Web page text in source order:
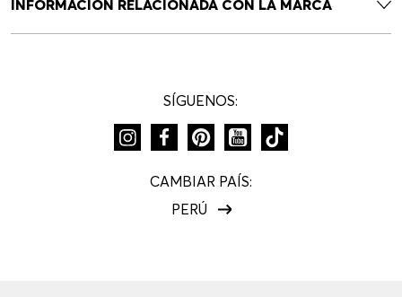
INFORMACIÓN RELACIONADA CON LA MARCA
SÍGUENOS:
CAMBIAR PAÍS:
PERÚ